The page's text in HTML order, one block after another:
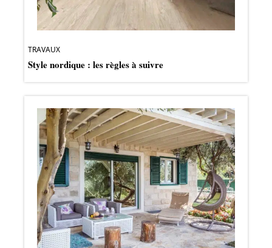
TRAVAUX
Style nordique : les règles à suivre